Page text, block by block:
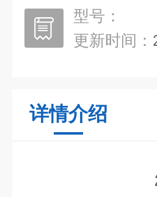
型号：
更新时间：
详情介绍